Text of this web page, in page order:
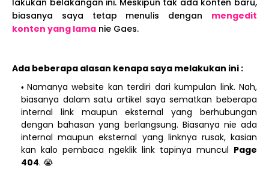
lakukan belakangan ini. Meskipun tak ada konten baru,
biasanya saya tetap menulis dengan mengedit
konten yang lama nie Gaes.
Ada beberapa alasan kenapa saya melakukan ini :
Namanya website kan terdiri dari kumpulan link. Nah,
biasanya dalam satu artikel saya sematkan beberapa
internal link maupun eksternal yang berhubungan
dengan bahasan yang berlangsung. Biasanya nie ada
internal maupun eksternal yang linknya rusak, kasian
kan kalo pembaca ngeklik link tapinya muncul Page
404. 😭